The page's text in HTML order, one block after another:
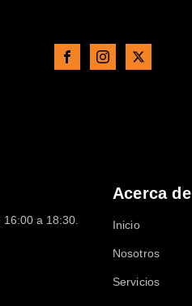
a 18:30.
Acerca de
Inicio
Nosotros
Servicios